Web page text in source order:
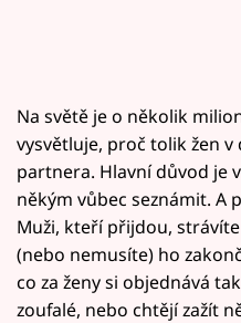
Na světě je o několik
vysvětluje, proč tolik žen
partnera. Hlavní důvod je
někým vůbec seznámit. A
Muži, kteří přijdou,
(nebo nemusíte) ho
co za ženy si objednává
zoufalé, nebo chtějí zažít